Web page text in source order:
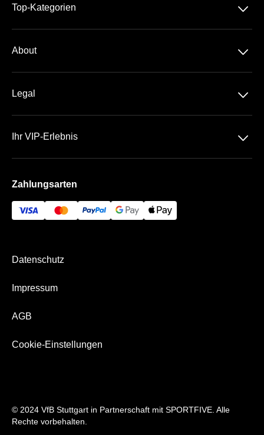
Top-Kategorien 􀆈
DFB-Pokal
About 􀆈
Häufige Fragen
Legal 􀆈
Ihr VIP-Erlebnis 􀆈
Zahlungsarten
© 2024 VfB Stuttgart in Partnerschaft mit SPORTFIVE. Alle
Rechte vorbehalten.
Datenschutz
Impressum
AGB
Cookie-Einstellungen